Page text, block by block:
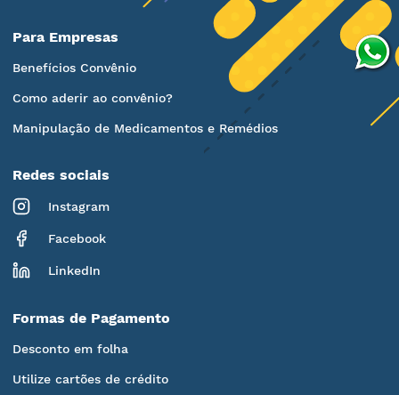
Para Empresas
Benefícios Convênio
Como aderir ao convênio?
Manipulação de Medicamentos e Remédios
Redes sociais
Instagram
Facebook
LinkedIn
Formas de Pagamento
Desconto em folha
Utilize cartões de crédito